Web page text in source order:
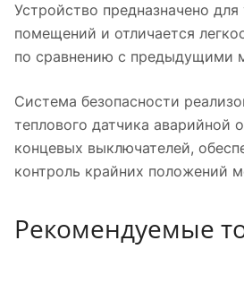
Устройство предназначено
помещений и отличается
по сравнению с предыдущими
Система безопасности
теплового датчика аварийной
концевых выключателей,
контроль крайних положений
Рекомендуемые